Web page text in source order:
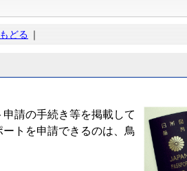
もどる ｜
請の手続き等を掲載して
トを申請できるのは、鳥